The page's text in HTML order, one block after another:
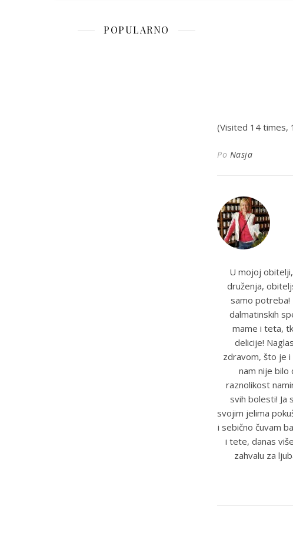
POPULARNO
(Visited 14 times,
Po Nasja
U mojoj
druženja,
samo potreba!
dalmatinskih
mame i teta,
delicije!
zdravom, što je
nam nije bilo
raznolikost
svih bolesti! Ja
svojim jelima
i sebično čuvam
i tete, danas
zahvalu za